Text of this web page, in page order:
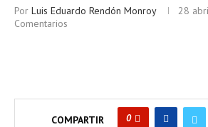
Por Luis Eduardo Rendón Monroy 28
Comentarios
COMPARTIR 0